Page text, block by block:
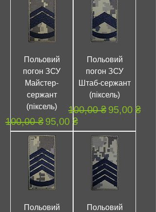
Польовий
погон ЗСУ
Майстер-
сержант
(піксель)
Обычная цена
100,00 ₴ Цена со скидкой
95,00 ₴
Польовий
погон ЗСУ
Штаб-сержант
(піксель)
Обычная цена
100,00 ₴ Цена со
95,00 ₴
Польовий
Польовий